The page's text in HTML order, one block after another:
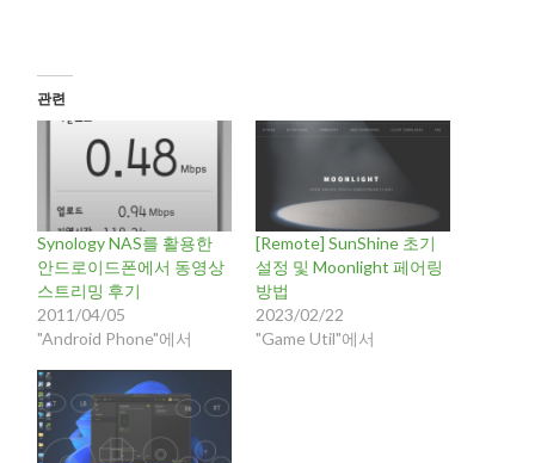
관련
Synology NAS를 활용한
안드로이드폰에서 동영상
스트리밍 후기
2011/04/05
"Android Phone"에서
[Remote] SunShine 초기
설정 및 Moonlight 페어링
방법
2023/02/22
"Game Util"에서